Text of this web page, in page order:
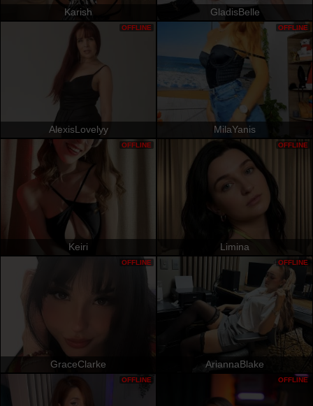
Karish GladisBelle
AlexisLovelyy
OFFLINE
MilaYanis
OFFLINE
Keiri
OFFLINE
Limina
OFFLINE
GraceClarke
OFFLINE
AriannaBlake
OFFLINE
OFFLINE OFFLINE